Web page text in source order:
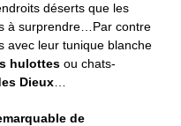
déserts que les
à surprendre…Par contre
avec leur tunique blanche
hulottes ou chats-
Dieux
de